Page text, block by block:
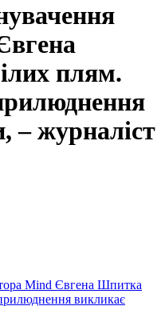
плям.
– журналіст